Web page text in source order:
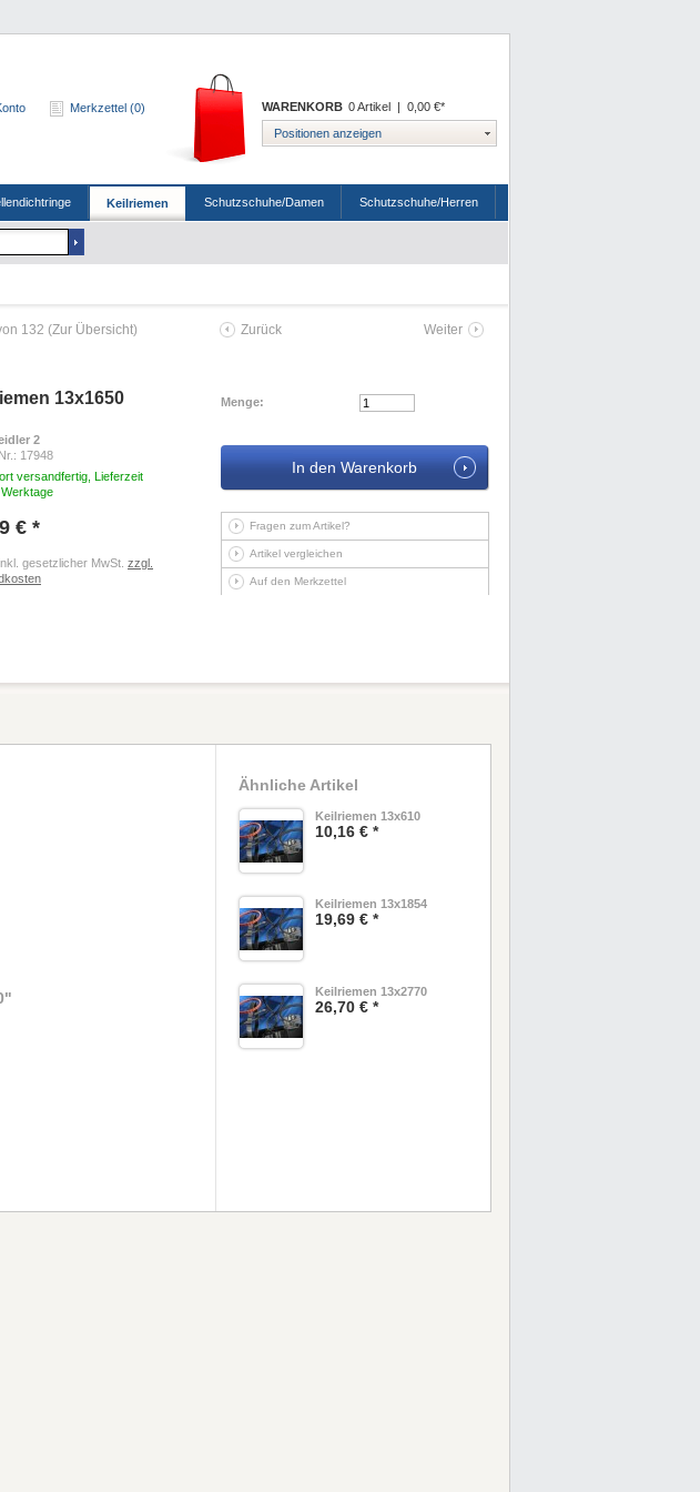
Merkzettel (0) WARENKORB 0 Artikel | 0,00 €*
Positionen anzeigen
Keilriemen Schutzschuhe/Damen Schutzschuhe/Herren
132 (Zur Übersicht) Zurück Weiter
13x1650
2
17948
versandfertig, Lieferzeit
€ *
gesetzlicher MwSt. zzgl.
Menge:
Fragen zum Artikel?
Artikel vergleichen
Auf den Merkzettel
Ähnliche Artikel
Keilriemen 13x610
10,16 € *
Keilriemen 13x1854
19,69 € *
Keilriemen 13x2770
26,70 € *